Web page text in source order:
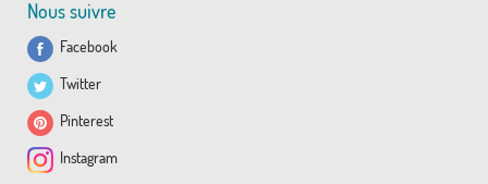
Nous suivre
Facebook
Twitter
Pinterest
Instagram